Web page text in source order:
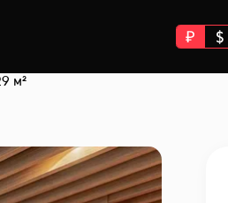
м²